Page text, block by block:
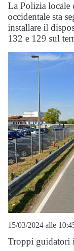
La Polizia locale
occidentale sta
installare il
132 e 129 sul
15/03/2024 alle
Troppi guidatori